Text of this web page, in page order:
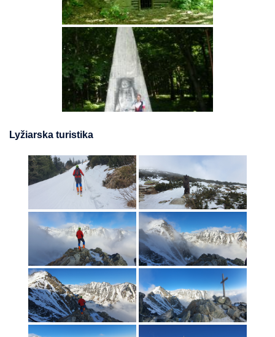
Lyžiarska turistika